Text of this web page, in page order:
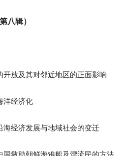
八辑）
放及其对邻近地区的正面影响
洋经济化
海经济发展与地域社会的变迁
国救助朝鲜海难船及漂流民的方法